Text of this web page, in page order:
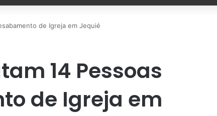
de Igreja em Jequié
14 Pessoas
de Igreja em